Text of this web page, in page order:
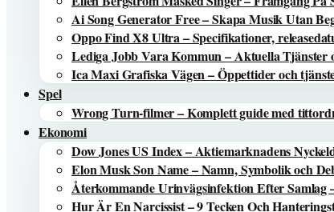
Ai Song Generator Free – Skapa Musik Utan
Oppo Find X8 Ultra – Specifikationer,
Lediga Jobb Vara Kommun – Aktuella Tjänster
Ica Maxi Grafiska Vägen – Öppettider och
Spel
Wrong Turn-filmer – Komplett guide med
Ekonomi
Dow Jones US Index – Aktiemarknadens
Elon Musk Son Name – Namn, Symbolik och
Återkommande Urinvägsinfektion Efter Samlag
Hur Är En Narcissist – 9 Tecken Och